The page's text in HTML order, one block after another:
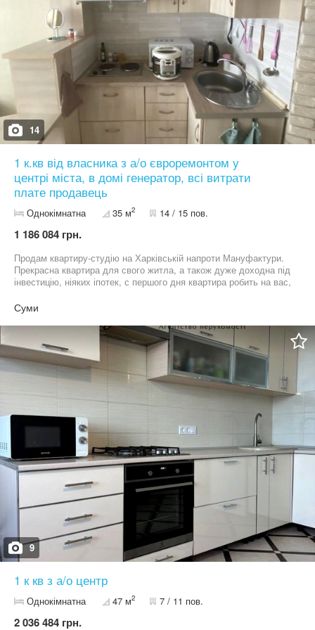
купівлю як інвестицію в свій бізнес-процес . Продаж за готівку!
Чекаємо на ваші пропозиції.
14
1 к.кв від власника з а/о євроремонтом у
центрі міста, в домі генератор, всі витрати
плате продавець
Однокімнатна 35 м2 14 / 15 пов.
1 186 084 грн.
Продам квартиру-студію на Харківській напроти Мануфактури.
Прекрасна квартира для свого житла, а також дуже доходна під
інвестицію, ніяких іпотек, с першого дня квартира робить на вас,
балкон-лоджія, можно зробити ще одну кімнату або робочій
кабінет. Прекрасний вид из вікна є тех.этаж. в квартирі
залишаються всі меблі та техніка. Є двІ великі кладовки 5 и 3 м.
Великий коридор на дві квартири. В будинку є встановлено
генератор, що дозволяє працювати двом ліфтами без
відключень, світло, вода, тепло є завжди. Опалення
індивідуальне газове Великий двір закритого типу з
відеоспостереженням, дитячі майданчики, в двух метрах гарний,
чістий пляж. Зручна транспортна развязка, всі магазини аптеки
та базар поручь. Гарний торг. Можно по программам, ваучер,
сертификат
Суми
9
1 к кв з а/о центр
Однокімнатна 47 м2 7 / 11 пов.
2 036 484 грн.